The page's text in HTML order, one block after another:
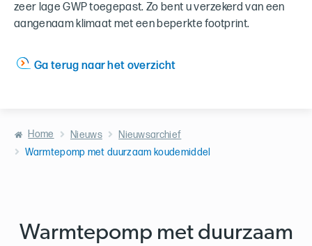
zeer lage GWP toegepast. Zo bent u verzekerd van een
aangenaam klimaat met een beperkte footprint.
Ga terug naar het overzicht
Home Nieuws
Nieuwsarchief
Warmtepomp met duurzaam koudemiddel
Warmtepomp met duurzaam